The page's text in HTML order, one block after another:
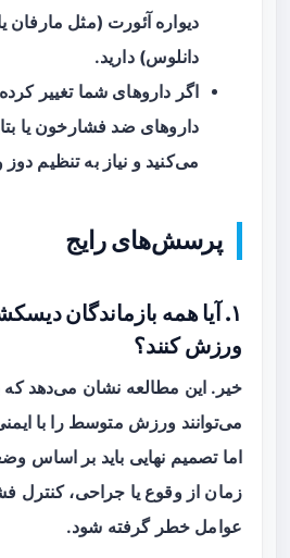
دیواره آئورت (مثل مارفان
دانلوس) دارید.
اگر داروهای شما تغییر
داروهای ضد فشارخون یا
می‌کنید و نیاز به تنظیم دوز
پرسش‌های رایج
۱. آیا همه بازماندگان
ورزش کنند؟
خیر. این مطالعه نشان می‌دهد که
می‌توانند ورزش متوسط را با
اما تصمیم نهایی باید بر اساس
زمان از وقوع یا جراحی، کنترل
عوامل خطر گرفته شود.